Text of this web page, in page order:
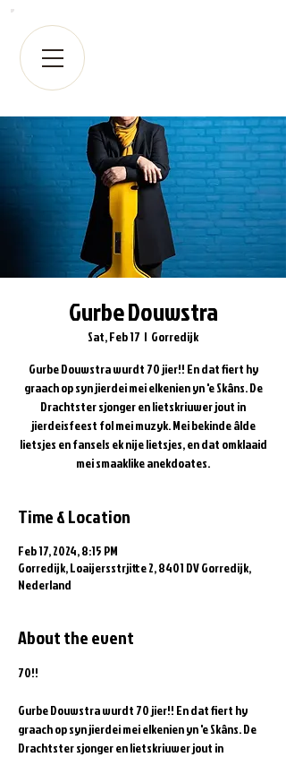
Gurbe Douwstra
Sat, Feb 17
  |
Gorredijk
Gurbe Douwstra wurdt 70 jier!! En dat fiert hy
graach op syn jierdei mei elkenien yn 'e Skâns. De
Drachtster sjonger en lietskriuwer jout in
jierdeisfeest fol mei muzyk. Mei bekinde âlde
lietsjes en fansels ek nije lietsjes, en dat omklaaid
mei smaaklike anekdoates.
Time & Location
Feb 17, 2024, 8:15 PM
Gorredijk, Loaijersstrjitte 2, 8401 DV Gorredijk,
Nederland
About the event
Gurbe Douwstra wurdt 70 jier!! En dat fiert hy
graach op syn jierdei mei elkenien yn 'e Skâns. De
Drachtster sjonger en lietskriuwer jout in